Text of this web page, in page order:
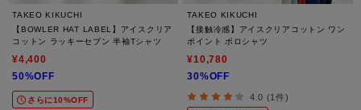
TAKEO KIKUCHI
【BOWLER HAT LABEL】アイスクリア
コットン ラッキーセブン 半袖Tシャツ
¥4,400
50%OFF
さらに10%OFF
TAKEO KIKUCHI
【接触冷感】アイスクリアコットン ワン
ポイント ポロシャツ
¥10,780
30%OFF
4.0 (1件)